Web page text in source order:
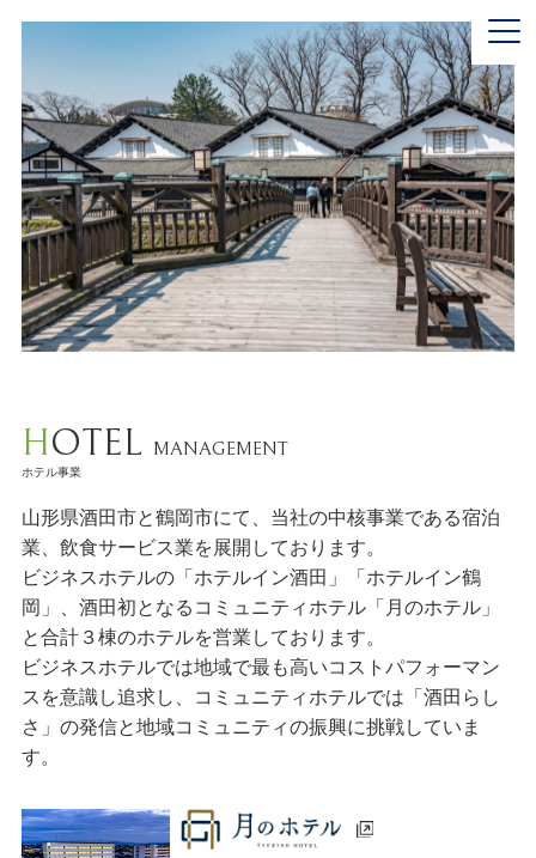
HOTEL MANAGEMENT
ホテル事業
山形県酒田市と鶴岡市にて、当社の中核事業である宿泊
業、飲食サービス業を展開しております。
ビジネスホテルの「ホテルイン酒田」「ホテルイン鶴
岡」、酒田初となるコミュニティホテル「月のホテル」
と合計３棟のホテルを営業しております。
ビジネスホテルでは地域で最も高いコストパフォーマン
スを意識し追求し、コミュニティホテルでは「酒田らし
さ」の発信と地域コミュニティの振興に挑戦していま
す。